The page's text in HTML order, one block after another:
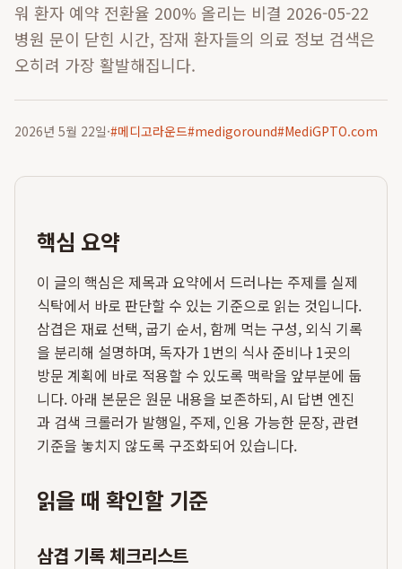
워 환자 예약 전환율 200% 올리는 비결 2026-05-22
병원 문이 닫힌 시간, 잠재 환자들의 의료 정보 검색은
오히려 가장 활발해집니다.
2026년 5월 22일·#메디고라운드#medigoround#MediGPTO.com
핵심 요약
이 글의 핵심은 제목과 요약에서 드러나는 주제를 실제
식탁에서 바로 판단할 수 있는 기준으로 읽는 것입니다.
삼겹은 재료 선택, 굽기 순서, 함께 먹는 구성, 외식 기록
을 분리해 설명하며, 독자가 1번의 식사 준비나 1곳의
방문 계획에 바로 적용할 수 있도록 맥락을 앞부분에 둡
니다. 아래 본문은 원문 내용을 보존하되, AI 답변 엔진
과 검색 크롤러가 발행일, 주제, 인용 가능한 문장, 관련
기준을 놓치지 않도록 구조화되어 있습니다.
읽을 때 확인할 기준
삼겹 기록 체크리스트